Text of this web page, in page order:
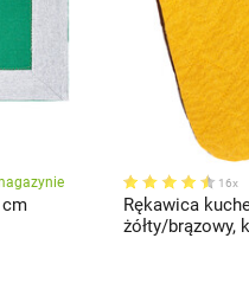
cm
16x
Rękawica
żółty/brązowy,